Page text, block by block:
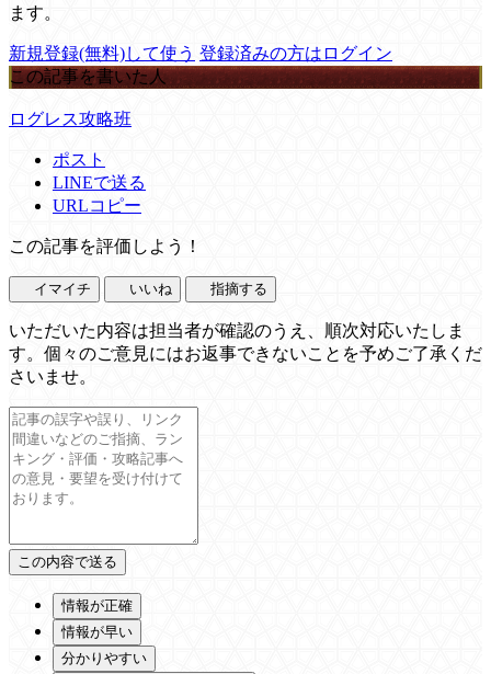
ます。
新規登録(無料)して使う 登録済みの方はログイン
この記事を書いた人
ログレス攻略班
ポスト
LINEで送る
URLコピー
この記事を評価しよう！
イマイチ いいね 指摘する
いただいた内容は担当者が確認のうえ、順次対応いたしま
す。個々のご意見にはお返事できないことを予めご了承くだ
さいませ。
情報が正確
情報が早い
分かりやすい